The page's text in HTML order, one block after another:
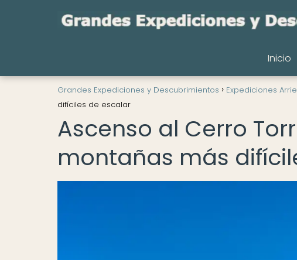
Inicio
Grandes Expediciones y Descubrimientos Expediciones
difíciles de escalar
Ascenso al Cerro
montañas más